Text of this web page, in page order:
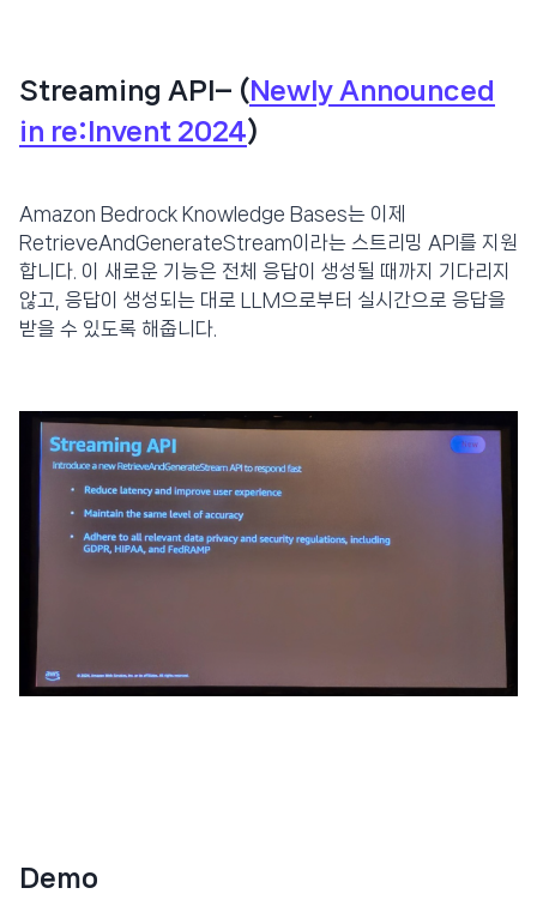
Streaming API– ( Newly Announced
in re:Invent 2024)
Amazon Bedrock Knowledge Bases는 이제
RetrieveAndGenerateStream이라는 스트리밍 API를 지원
합니다. 이 새로운 기능은 전체 응답이 생성될 때까지 기다리지
않고, 응답이 생성되는 대로 LLM으로부터 실시간으로 응답을
받을 수 있도록 해줍니다.
Demo